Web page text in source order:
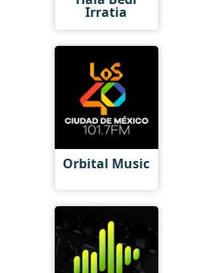
Irratia
Orbital Music